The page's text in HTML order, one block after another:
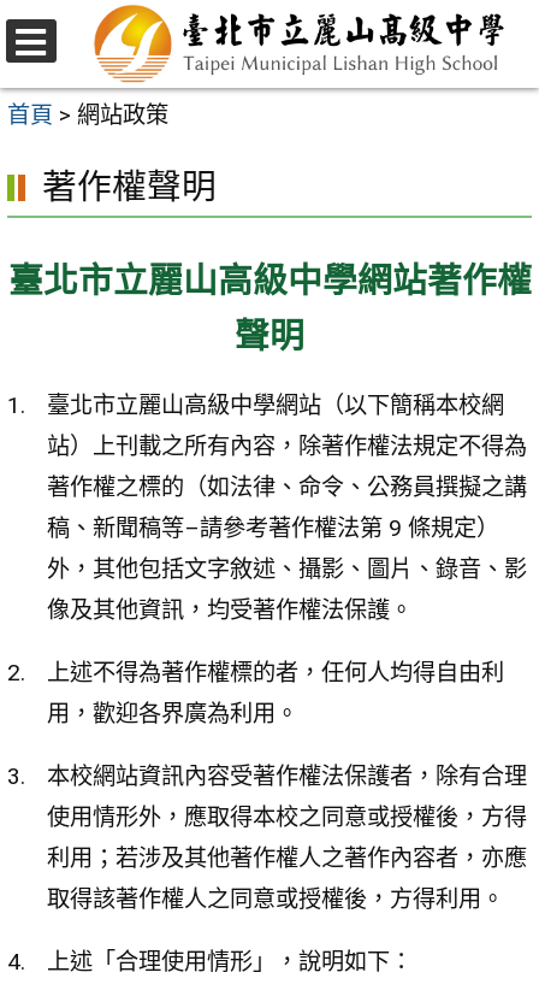
跳
至
主
內
容
區
選
單
首頁 > 網站政策
著作權聲明
臺北市立麗山高級中學網站著作權
聲明
臺北市立麗山高級中學網站（以下簡稱本校網
站）上刊載之所有內容，除著作權法規定不得為
著作權之標的（如法律、命令、公務員撰擬之講
稿、新聞稿等–請參考著作權法第 9 條規定）
外，其他包括文字敘述、攝影、圖片、錄音、影
像及其他資訊，均受著作權法保護。
上述不得為著作權標的者，任何人均得自由利
用，歡迎各界廣為利用。
本校網站資訊內容受著作權法保護者，除有合理
使用情形外，應取得本校之同意或授權後，方得
利用；若涉及其他著作權人之著作內容者，亦應
取得該著作權人之同意或授權後，方得利用。
上述「合理使用情形」，說明如下：